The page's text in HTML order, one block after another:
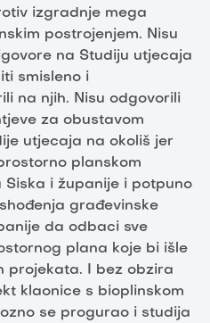
izgradnje mega
postrojenjem. Nisu
na Studiju utjecaja
smisleno i
na njih. Nisu odgovorili
za obustavom
utjecaja na okoliš jer
planskom
i županije i potpuno
građevinske
da odbaci sve
plana koje bi išle
projekata. I bez obzira
klaonice s bioplinskom
se progurao i studija